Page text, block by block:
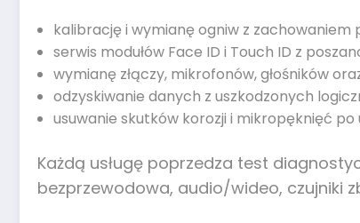
kalibrację i wymianę ogniw z zachowaniem
serwis modułów Face ID i Touch ID z
wymianę złączy, mikrofonów, głośników
odzyskiwanie danych z uszkodzonych
usuwanie skutków korozji i mikropęknięć po
Każdą usługę poprzedza test
bezprzewodowa, audio/wideo, czujniki